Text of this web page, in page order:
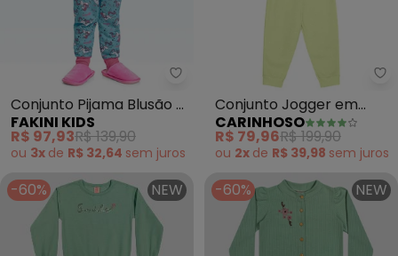
Fakini Kids - Conjunto Pijama
Conjunto Pijama Blusão e
Calça (Verde)
FAKINI KIDS
R$ 97,93R$ 139,90
ou 3x de R$ 32,64 sem juros
Conjunto Jogger em
Moletom Menina (Verde)
CARINHOSO
R$ 79,96R$ 199,90
ou 2x de R$ 39,98 sem juros
-60% NEW -60% NEW